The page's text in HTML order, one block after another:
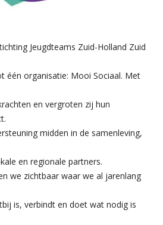
Jeugdteams Zuid-Holland Zuid
één organisatie: Mooi Sociaal. Met
en vergroten zij hun
midden in de samenleving,
en regionale partners.
we zichtbaar waar we al jarenlang
is, verbindt en doet wat nodig is